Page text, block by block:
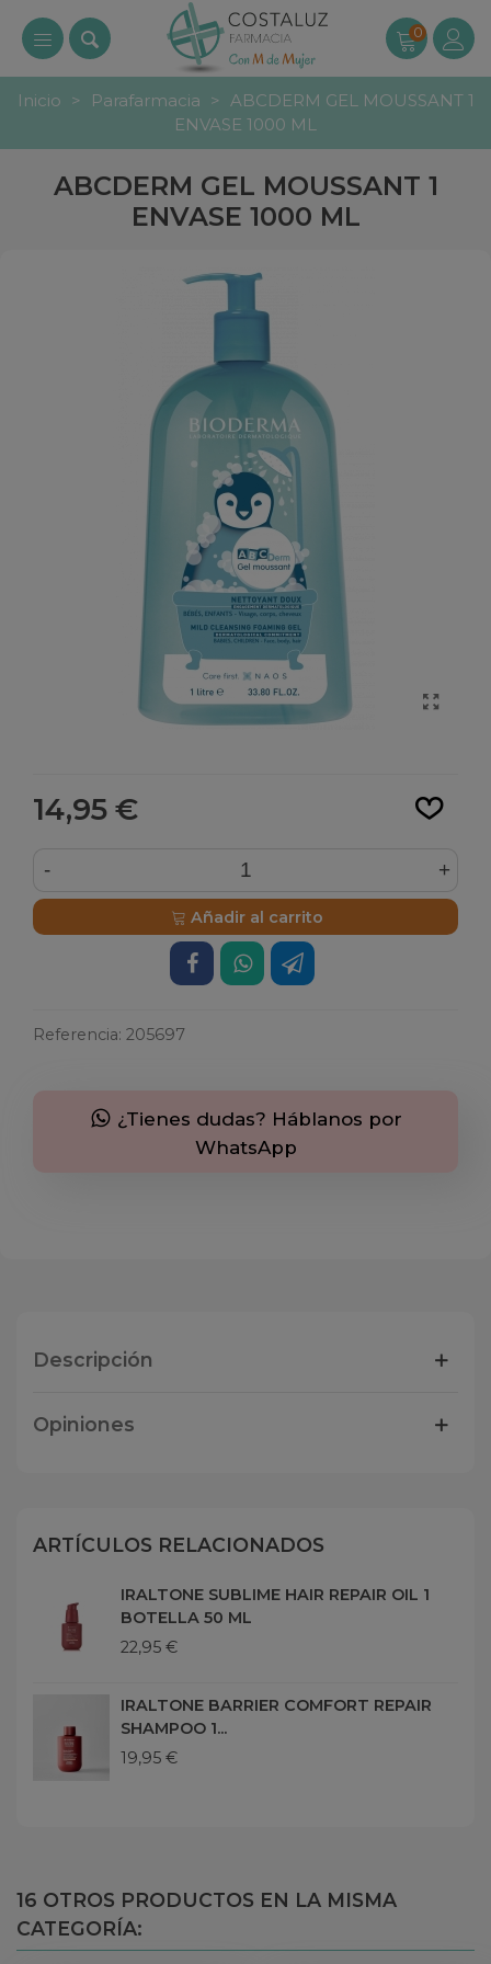
0
Inicio > Parafarmacia > ABCDERM GEL MOUSSANT 1
ENVASE 1000 ML
ABCDERM GEL MOUSSANT 1
ENVASE 1000 ML
14,95 €
- +
Añadir al carrito
Referencia: 205697
¿Tienes dudas? Háblanos por
WhatsApp
Descripción
Opiniones
ARTÍCULOS RELACIONADOS
IRALTONE SUBLIME HAIR REPAIR OIL 1
BOTELLA 50 ML
22,95 €
IRALTONE BARRIER COMFORT REPAIR
SHAMPOO 1...
19,95 €
16 OTROS PRODUCTOS EN LA MISMA
CATEGORÍA: